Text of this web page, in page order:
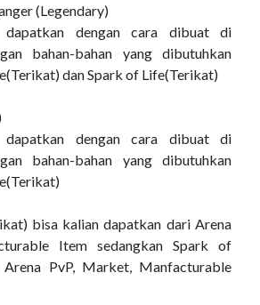
(Legendary)
dengan cara dibuat di
bahan-bahan yang dibutuhkan
dan Spark of Life(Terikat)
dengan cara dibuat di
bahan-bahan yang dibutuhkan
bisa kalian dapatkan dari Arena
Item sedangkan Spark of
PvP, Market, Manfacturable